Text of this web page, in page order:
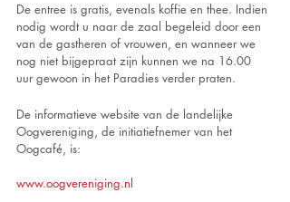
De entree is gratis, evenals koffie en thee. Indien
nodig wordt u naar de zaal begeleid door een
van de gastheren of vrouwen, en wanneer we
nog niet bijgepraat zijn kunnen we na 16.00
uur gewoon in het Paradies verder praten.
De informatieve website van de landelijke
Oogvereniging, de initiatiefnemer van het
Oogcafé, is:
www.oogvereniging.nl